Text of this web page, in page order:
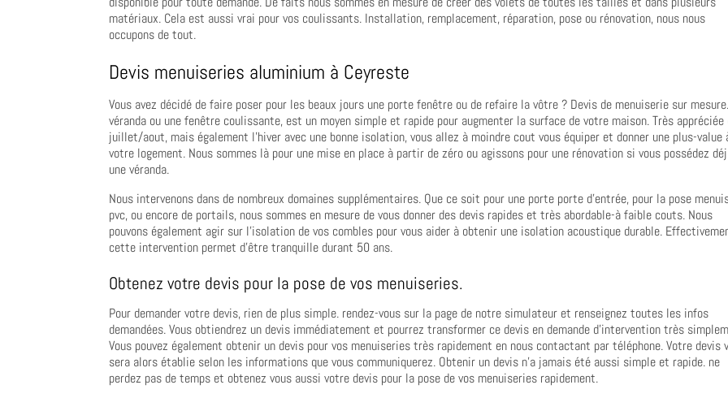
matériaux. Cela est aussi vrai pour vos coulissants. Installation, remplacement, réparation, pose ou rénovation, nous nous
occupons de tout.
Devis menuiseries aluminium à Ceyreste
Vous avez décidé de faire poser pour les beaux jours une porte fenêtre ou de refaire la vôtre ? Devis de menuiserie sur
véranda ou une fenêtre coulissante, est un moyen simple et rapide pour augmenter la surface de votre maison. Très appréciée
juillet/aout, mais également l’hiver avec une bonne isolation, vous allez à moindre cout vous équiper et donner une plus-value
votre logement. Nous sommes là pour une mise en place à partir de zéro ou agissons pour une rénovation si vous possédez
une véranda.
Nous intervenons dans de nombreux domaines supplémentaires. Que ce soit pour une porte porte d’entrée, pour la pose
pvc, ou encore de portails, nous sommes en mesure de vous donner des devis rapides et très abordable-à faible couts. Nous
pouvons également agir sur l’isolation de vos combles pour vous aider à obtenir une isolation acoustique durable.
cette intervention permet d’être tranquille durant 50 ans.
Obtenez votre devis pour la pose de vos menuiseries.
Pour demander votre devis, rien de plus simple. rendez-vous sur la page de notre simulateur et renseignez toutes les infos
demandées. Vous obtiendrez un devis immédiatement et pourrez transformer ce devis en demande d’intervention très
Vous pouvez également obtenir un devis pour vos menuiseries très rapidement en nous contactant par téléphone. Votre devis
sera alors établie selon les informations que vous communiquerez. Obtenir un devis n’a jamais été aussi simple et rapide. ne
perdez pas de temps et obtenez vous aussi votre devis pour la pose de vos menuiseries rapidement.